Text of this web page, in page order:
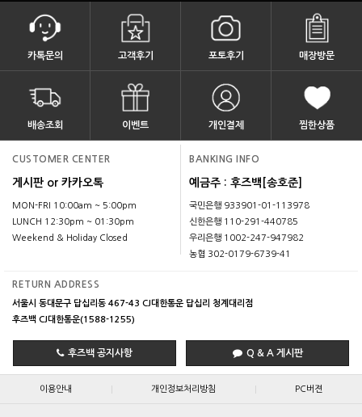
카톡문의 고객후기 포토후기 매장방문
배송조회 이벤트 개인결제 찜한상품
CUSTOMER CENTER
게시판 or 카카오톡
MON-FRI 10:00am ~ 5:00pm
LUNCH 12:30pm ~ 01:30pm
Weekend & Holiday Closed
BANKING INFO
예금주 : 후즈백[송호준]
국민은행 933901-01-113978
신한은행 110-291-440785
우리은행 1002-247-947982
농협 302-0179-6739-41
RETURN ADDRESS
서울시 동대문구 답십리동 467-43 CJ대한통운 답십리 청계대리점
후즈백 CJ대한통운(1588-1255)
후즈백 공지사항 Q & A 게시판
이용안내 개인정보처리방침 PC버젼